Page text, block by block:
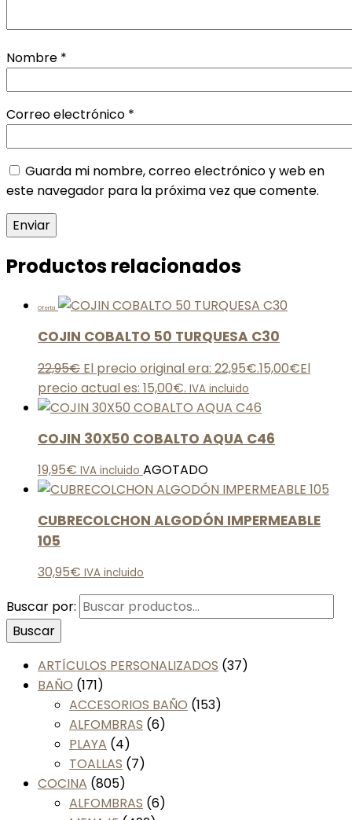
Nombre *
Correo electrónico *
Guarda mi nombre, correo electrónico y web en
este navegador para la próxima vez que comente.
Productos relacionados
Oferta
COJIN COBALTO 50 TURQUESA C30
22,95€ El precio original era: 22,95€.15,00€El
precio actual es: 15,00€. IVA incluido
COJIN 30X50 COBALTO AQUA C46
19,95€ IVA incluido AGOTADO
CUBRECOLCHON ALGODÓN IMPERMEABLE
105
30,95€ IVA incluido
Buscar por:
Buscar
ARTÍCULOS PERSONALIZADOS (37)
BAÑO (171)
ACCESORIOS BAÑO (153)
ALFOMBRAS (6)
PLAYA (4)
TOALLAS (7)
COCINA (805)
ALFOMBRAS (6)